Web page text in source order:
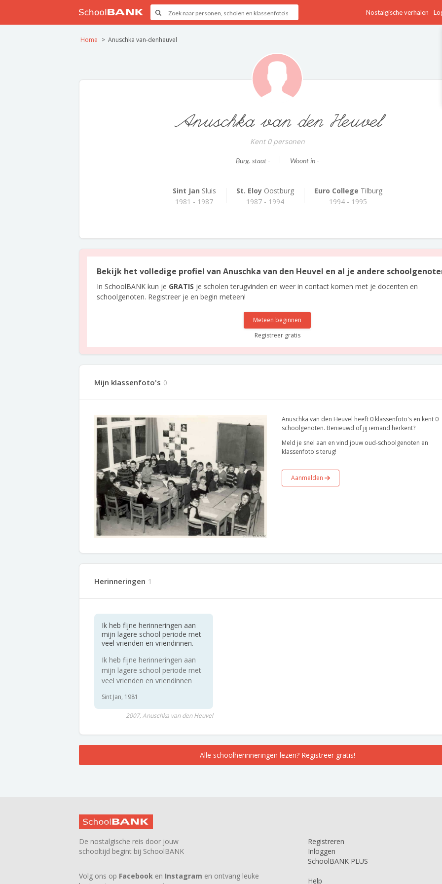
Nostalgische verhalen
Home Anuschka van-denheuvel
Anuschka van den Heuvel
Kent 0 personen
Burg. staat - Woont in -
Sint Jan Sluis
1981 - 1987
St. EloyOostburg
1987 - 1994
Euro College Tilburg
1994 - 1995
Bekijk het volledige profiel van Anuschka van den Heuvel en al je andere
In SchoolBANK kun je GRATIS je scholen terugvinden en weer in contact komen met je docenten en
schoolgenoten. Registreer je en begin meteen!
Meteen beginnen
Registreer gratis
Mijn klassenfoto's 0
Anuschka van den Heuvel heeft 0 klassenfoto's en kent 0
schoolgenoten. Benieuwd of jij iemand herkent?
Meld je snel aan en vind jouw oud-schoolgenoten en
klassenfoto's terug!
Aanmelden
Herinneringen 1
Ik heb fijne herinneringen aan
mijn lagere school periode met
veel vrienden en vriendinnen.
Ik heb fijne herinneringen aan
mijn lagere school periode met
veel vrienden en vriendinnen
Sint Jan, 1981
2007, Anuschka van den Heuvel
Alle schoolherinneringen lezen? Registreer gratis!
De nostalgische reis door jouw
schooltijd begint bij SchoolBANK
Volg ons op Facebook en Instagram en ontvang leuke
Registreren
Inloggen
SchoolBANK PLUS
Help